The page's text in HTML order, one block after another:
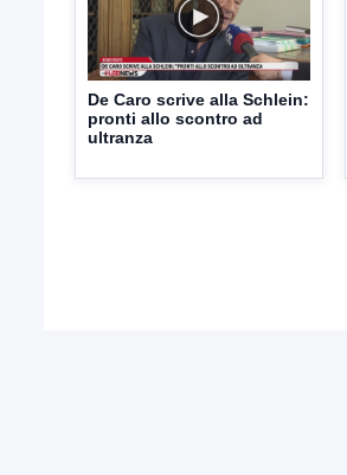
De Caro scrive alla Schlein:
pronti allo scontro ad
ultranza